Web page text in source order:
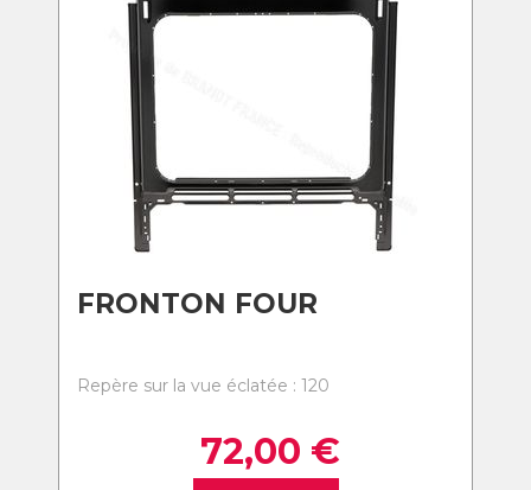
FRONTON FOUR
Repère sur la vue éclatée : 120
72,00 €